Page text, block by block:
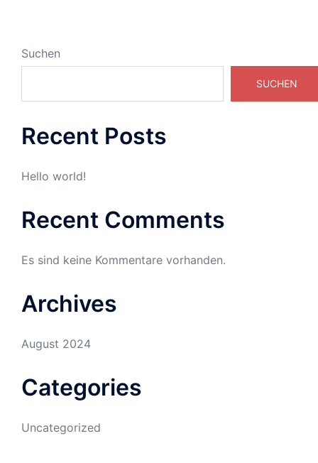
Suchen
SUCHEN
Recent Posts
Hello world!
Recent Comments
Es sind keine Kommentare vorhanden.
Archives
August 2024
Categories
Uncategorized